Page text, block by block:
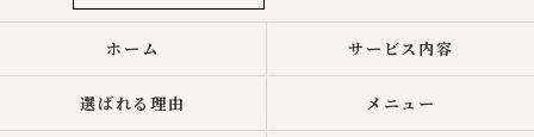
ホーム サービス内容
選ばれる理由 メニュー